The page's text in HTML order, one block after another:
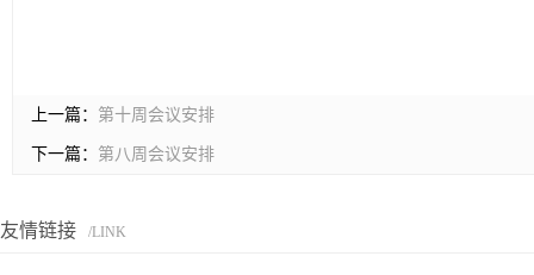
上一篇： 第十周会议安排
下一篇： 第八周会议安排
友情链接 /LINK